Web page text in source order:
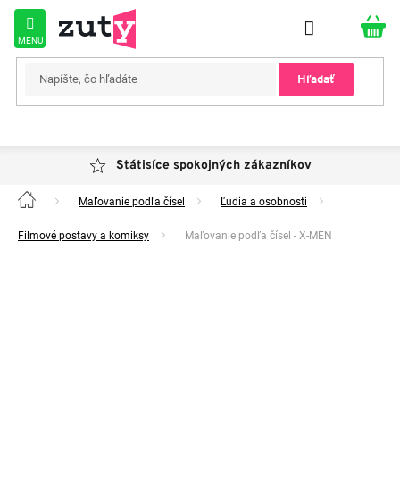
Prejsť
obsah
Hľadať
Státisíce spokojných zákazníkov
Domov Maľovanie podľa čísel Ľudia a osobnosti
Filmové postavy a komiksy Maľovanie podľa čísel - X-MEN